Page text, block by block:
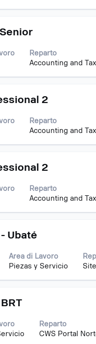
Reparto
Accounting and
2
Reparto
Accounting and
2
Reparto
Accounting and
Ubaté
Area di Lavoro
Piezas y Servicio
Reparto
CWS Portal